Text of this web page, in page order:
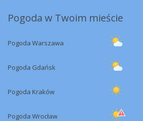
Pogoda w Twoim mieście
Pogoda Warszawa
Pogoda Gdańsk
Pogoda Kraków
Pogoda Wrocław